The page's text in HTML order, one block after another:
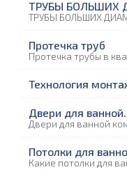
ТРУБЫ БОЛЬШИХ
ТРУБЫ БОЛЬШИХ
Протечка труб
Протечка трубы в
Технология
Двери для ванной.
Двери для ванной
Потолки для
Какие потолки для